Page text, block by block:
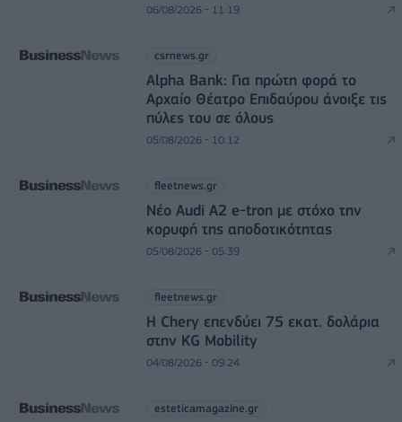
06/08/2026 - 11:19
csrnews.gr
Alpha Bank: Για πρώτη φορά το
Αρχαίο Θέατρο Επιδαύρου άνοιξε τις
πύλες του σε όλους
05/08/2026 - 10:12
fleetnews.gr
Νέο Audi A2 e-tron με στόχο την
κορυφή της αποδοτικότητας
05/08/2026 - 05:39
fleetnews.gr
Η Chery επενδύει 75 εκατ. δολάρια
στην KG Mobility
04/08/2026 - 09:24
esteticamagazine.gr